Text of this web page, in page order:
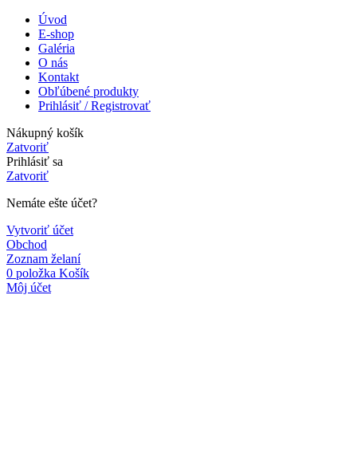
Úvod
E-shop
Galéria
O nás
Kontakt
Obľúbené produkty
Prihlásiť / Registrovať
Nákupný košík
Zatvoriť
Prihlásiť sa
Zatvoriť
Nemáte ešte účet?
Vytvoriť účet
Obchod
Zoznam želaní
0 položka Košík
Môj účet